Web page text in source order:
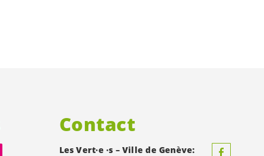
Contact
LesVert·e ·s – Ville de Genève: